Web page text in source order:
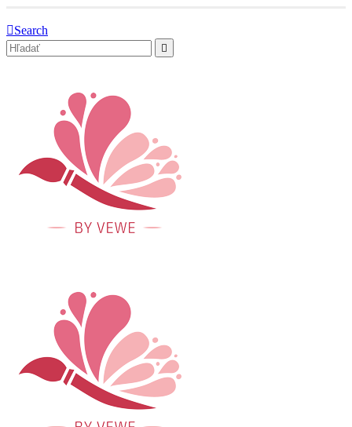
Search